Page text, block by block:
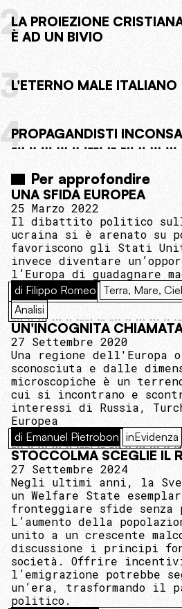
2LA PROIEZIONE
È AD UN BIVIO
3L'ETERNO MALE ITALIANO
4PROPAGANDISTI
Per approfondire
UNA SFIDA EUROPEA
25 Marzo 2022
Il dibattito politico
ucraina si è arenato su
favoriscono gli Stati
invece diventare
l’Europa di guadagnare
di Filippo Romeo Terra, Mare,
Analisi
UN'INCOGNITA
27 Settembre 2020
Una regione dell'Europa
sconosciuta e dalle
microscopiche è un
cui si incontrano e
interessi di Russia,
Europea
di Emanuel Pietrobon inEvidenza
STOCCOLMA SCEGLIE IL
27 Settembre 2024
Negli ultimi anni, la
un Welfare State
fronteggiare sfide senza
L’aumento della
unito a un crescente
discussione i principi
società. Offrire
l’emigrazione potrebbe
un’era, trasformando il
politico.